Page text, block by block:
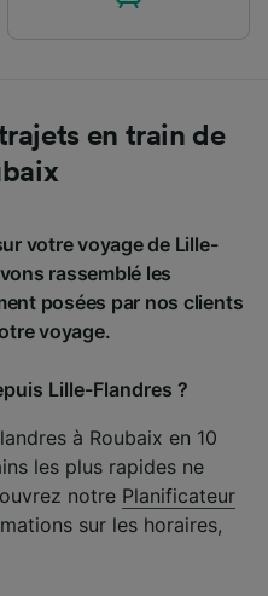
en train de
votre voyage de Lille-
rassemblé les
posées par nos clients
voyage.
Lille-Flandres ?
à Roubaix en 10
les plus rapides ne
notre Planificateur
sur les horaires,